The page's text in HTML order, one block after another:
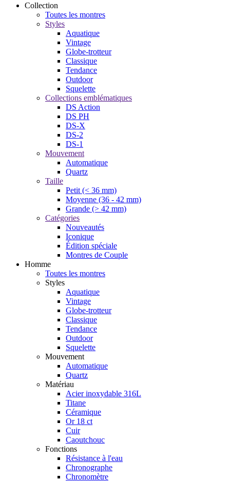
Collection
Toutes les montres
Styles
Aquatique
Vintage
Globe-trotteur
Classique
Tendance
Outdoor
Squelette
Collections emblématiques
DS Action
DS PH
DS-X
DS-2
DS-1
Mouvement
Automatique
Quartz
Taille
Petit (< 36 mm)
Moyenne (36 - 42 mm)
Grande (> 42 mm)
Catégories
Nouveautés
Iconique
Édition spéciale
Montres de Couple
Homme
Toutes les montres
Styles
Aquatique
Vintage
Globe-trotteur
Classique
Tendance
Outdoor
Squelette
Mouvement
Automatique
Quartz
Matériau
Acier inoxydable 316L
Titane
Céramique
Or 18 ct
Cuir
Caoutchouc
Fonctions
Résistance à l'eau
Chronographe
Chronomètre